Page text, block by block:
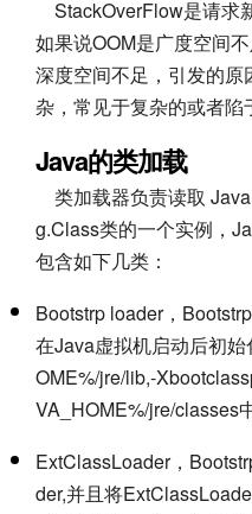
StackOverFlow是请求
如果说OOM是广度空间
深度空间不足，引发的
杂，常见于复杂的或者陷
Java的类加载
类加载器负责读取
g.Class类的一个实例，
包含如下几类：
Bootstrp loader，
在Java虚拟机启动后初
OME%/jre/lib,-
VA_HOME%/jre/classes
ExtClassLoader，
der,并且将